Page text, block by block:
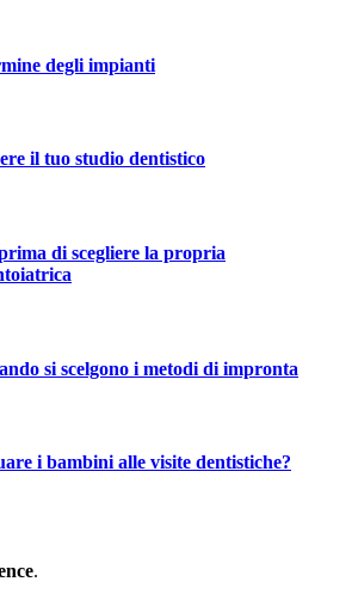
degli impianti
il tuo studio dentistico
di scegliere la propria
si scelgono i metodi di impronta
i bambini alle visite dentistiche?
.